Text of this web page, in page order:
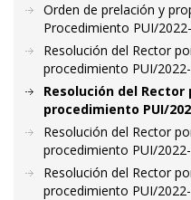
Orden de prelación y
Procedimiento PUI/
Resolución del Rector
procedimiento PUI/
Resolución del
procedimiento PUI/
Resolución del Rector
procedimiento PUI/
Resolución del Rector
procedimiento PUI/